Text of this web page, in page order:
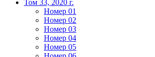
Том 33, 2020 г.
Номер 01
Номер 02
Номер 03
Номер 04
Номер 05